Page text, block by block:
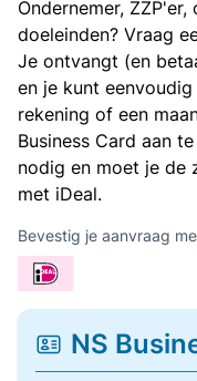
Ondernemer,
doeleinden? Vraag
Je ontvangt (en
en je kunt
rekening of een
Business Card aan
nodig en moet je de
met iDeal.
Bevestig je aanvraag
NS